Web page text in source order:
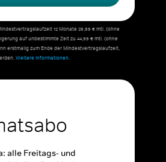
12 Monate 29,99 € mtl. (ohne
auf unbestimmte Zeit zu 44,99 € mtl. (ohne
erstmalig zum Ende der Mindestvertragslaufzeit,
Weitere Informationen.
alle Freitags- und